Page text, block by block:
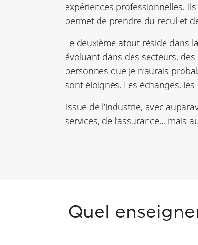
expériences professionnelles.
permet de prendre du recul et
Le deuxième atout réside dans
évoluant dans des secteurs,
personnes que je n’aurais
sont éloignés. Les échanges,
Issue de l’industrie, avec
services, de l’assurance… mais
Quel